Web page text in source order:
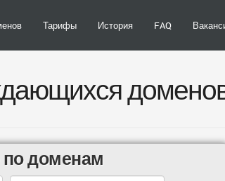
Тарифы История FAQ
доменам